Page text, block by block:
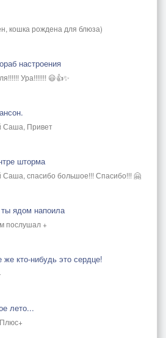
кошка рождена для блюза)
настроения
Ура!!!!!!! 😃👍✨
Саша, Привет
шторма
Саша, спасибо большое!!! Спасибо!!! 🤗
ядом напоила
послушал +
же кто-нибудь это сердце!
лето...